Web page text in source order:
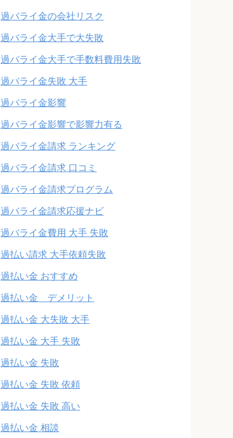
過バライ金の会社リスク
過バライ金大手で大失敗
過バライ金大手で手数料費用失敗
過バライ金失敗 大手
過バライ金影響
過バライ金影響で影響力有る
過バライ金請求 ランキング
過バライ金請求 口コミ
過バライ金請求プログラム
過バライ金請求応援ナビ
過バライ金費用 大手 失敗
過払い請求 大手依頼失敗
過払い金 おすすめ
過払い金 デメリット
過払い金 大失敗 大手
過払い金 大手 失敗
過払い金 失敗
過払い金 失敗 依頼
過払い金 失敗 高い
過払い金 相談